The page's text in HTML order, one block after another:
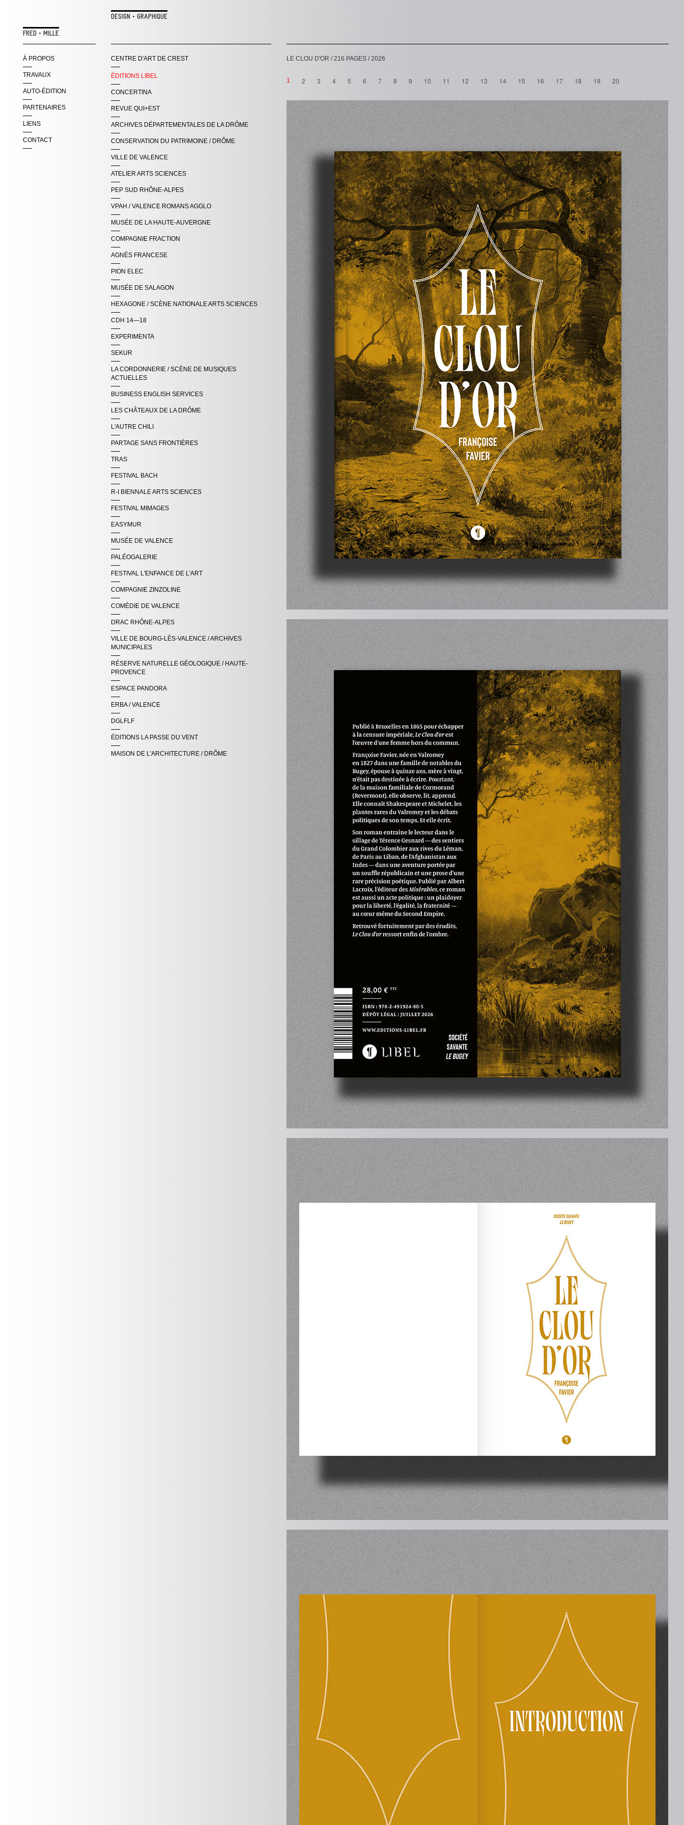
DESIGN • GRAPHIQUE
FRED • MILLE
À PROPOS
TRAVAUX
AUTO-ÉDITION
PARTENAIRES
LIENS
CONTACT
CENTRE D'ART DE CREST
ÉDITIONS LIBEL
CONCERTINA
REVUE QUI+EST
ARCHIVES DÉPARTEMENTALES DE LA DRÔME
CONSERVATION DU PATRIMOINE / DRÔME
VILLE DE VALENCE
ATELIER ARTS SCIENCES
PEP SUD RHÔNE-ALPES
VPAH / VALENCE ROMANS AGGLO
MUSÉE DE LA HAUTE-AUVERGNE
COMPAGNIE FRACTION
AGNÈS FRANCESE
PION ELEC
MUSÉE DE SALAGON
HEXAGONE / SCÈNE NATIONALE ARTS SCIENCES
CDH 14—18
EXPERIMENTA
SEKUR
LA CORDONNERIE / SCÈNE DE MUSIQUES
ACTUELLES
BUSINESS ENGLISH SERVICES
LES CHÂTEAUX DE LA DRÔME
L'AUTRE CHILI
PARTAGE SANS FRONTIÈRES
TRAS
FESTIVAL BACH
R-I BIENNALE ARTS SCIENCES
FESTIVAL MIMAGES
EASYMUR
MUSÉE DE VALENCE
PALÉOGALERIE
FESTIVAL L'ENFANCE DE L'ART
COMPAGNIE ZINZOLINE
COMÉDIE DE VALENCE
DRAC RHÔNE-ALPES
VILLE DE BOURG-LÈS-VALENCE / ARCHIVES
MUNICIPALES
RÉSERVE NATURELLE GÉOLOGIQUE / HAUTE-
PROVENCE
ESPACE PANDORA
ERBA / VALENCE
DGLFLF
ÉDITIONS LA PASSE DU VENT
MAISON DE L'ARCHITECTURE / DRÔME
LE CLOU D'OR / 216 PAGES / 2026
1 2 3 4 5 6 7 8 9 10 11 12 13 14 15 16 17 18 19 20